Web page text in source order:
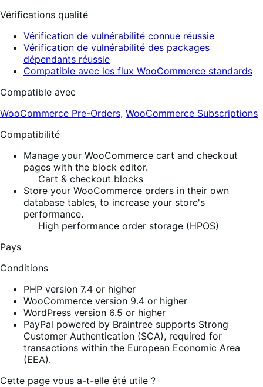
Vérifications qualité
Vérification de vulnérabilité connue réussie
Vérification de vulnérabilité des packages
dépendants réussie
Compatible avec les flux WooCommerce standards
Compatible avec
WooCommerce Pre-Orders, WooCommerce Subscriptions
Compatibilité
Manage your WooCommerce cart and checkout
pages with the block editor.
Cart & checkout blocks
Store your WooCommerce orders in their own
database tables, to increase your store's
performance.
High performance order storage (HPOS)
Pays
Conditions
PHP version 7.4 or higher
WooCommerce version 9.4 or higher
WordPress version 6.5 or higher
PayPal powered by Braintree supports Strong
Customer Authentication (SCA), required for
transactions within the European Economic Area
(EEA).
Cette page vous a-t-elle été utile ?